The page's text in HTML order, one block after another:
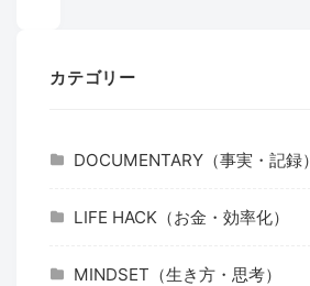
カテゴリー
DOCUMENTARY（事実・記録）
LIFE HACK（お金・効率化）
MINDSET（生き方・思考）